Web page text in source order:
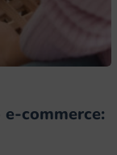
commerce: